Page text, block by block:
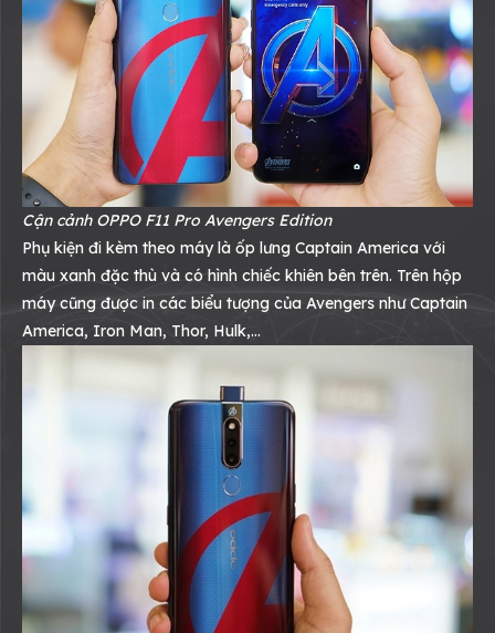
Cận cảnh OPPO F11 Pro Avengers Edition
Phụ kiện đi kèm theo máy là ốp lưng Captain America với
màu xanh đặc thù và có hình chiếc khiên bên trên. Trên hộp
máy cũng được in các biểu tượng của Avengers như Captain
America, Iron Man, Thor, Hulk,…